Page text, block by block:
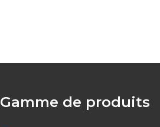
Gamme de produits